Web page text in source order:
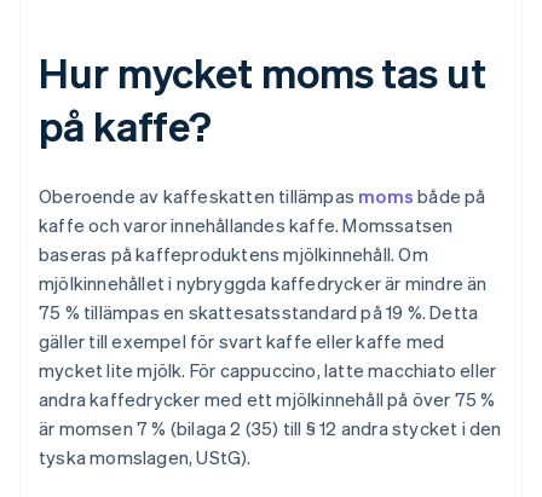
Hur mycket moms tas ut
på kaffe?
Oberoende av kaffeskatten tillämpas moms både på
kaffe och varor innehållandes kaffe. Momssatsen
baseras på kaffeproduktens mjölkinnehåll. Om
mjölkinnehållet i nybryggda kaffedrycker är mindre än
75 % tillämpas en skattesatsstandard på 19 %. Detta
gäller till exempel för svart kaffe eller kaffe med
mycket lite mjölk. För cappuccino, latte macchiato eller
andra kaffedrycker med ett mjölkinnehåll på över 75 %
är momsen 7 % (bilaga 2 (35) till § 12 andra stycket i den
tyska momslagen, UStG).